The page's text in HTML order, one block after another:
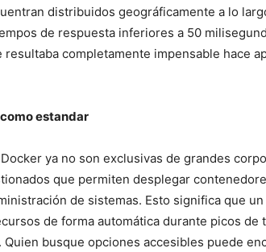
distribuidos geográficamente a lo
de respuesta inferiores a 50
completamente impensable hace
estandar
ya no son exclusivas de grandes
que permiten desplegar
de sistemas. Esto significa que
de forma automática durante picos de
busque opciones accesibles puede